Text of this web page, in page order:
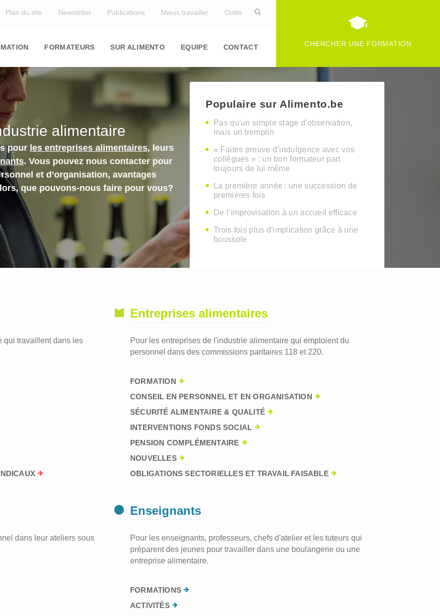
Plan du site Newsletter Publications Mieux travailler Outils
FORMATEURS SUR ALIMENTO EQUIPE CONTACT CHERCHER UNE FORMATION
alimentaire
pour les entreprises alimentaires, leurs
. Vous pouvez nous contacter pour
et d’organisation, avantages
que pouvons-nous faire pour vous?
Populaire sur Alimento.be
Pas qu'un simple stage d'observation,
mais un tremplin
« Faites preuve d’indulgence avec vos
collègues » : un bon formateur part
toujours de lui même
La première année : une succession de
premières fois
De l’improvisation à un accueil efficace
Trois fois plus d'implication grâce à une
boussole
qui travaillent dans les
Entreprises alimentaires
Pour les entreprises de l'industrie alimentaire qui emploient du
personnel dans des commissions paritaires 118 et 220.
FORMATION
CONSEIL EN PERSONNEL ET EN ORGANISATION
SÉCURITÉ ALIMENTAIRE & QUALITÉ
INTERVENTIONS FONDS SOCIAL
PENSION COMPLÉMENTAIRE
NOUVELLES
OBLIGATIONS SECTORIELLES ET TRAVAIL FAISABLE
dans leur ateliers sous
Enseignants
Pour les enseignants, professeurs, chefs d'atelier et les tuteurs qui
préparent des jeunes pour travailler dans une boulangerie ou une
entreprise alimentaire.
FORMATIONS
ACTIVITÉS